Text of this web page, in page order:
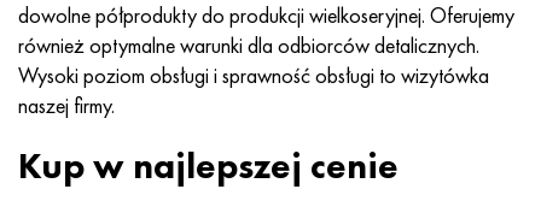
dowolne półprodukty do produkcji wielkoseryjnej. Oferujemy
również optymalne warunki dla odbiorców detalicznych.
Wysoki poziom obsługi i sprawność obsługi to wizytówka
naszej firmy.
Kup w najlepszej cenie